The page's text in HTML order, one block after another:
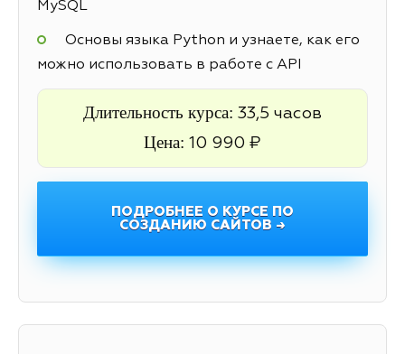
MySQL
Основы языка Python и узнаете, как его
можно использовать в работе с API
Длительность курса: 33,5 часов
Цена: 10 990 ₽
ПОДРОБНЕЕ О КУРСЕ ПО
СОЗДАНИЮ САЙТОВ →